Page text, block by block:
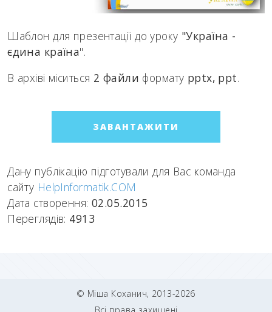
Шаблон для презентації до уроку "Україна -
єдина країна".
В архіві міситься 2 файли формату pptx, ppt.
ЗАВАНТАЖИТИ
Дану публікацію підготували для Вас команда
сайту HelpInformatik.COM
Дата створення:02.05.2015
Переглядів: 4913
© Міша Коханич, 2013-2026